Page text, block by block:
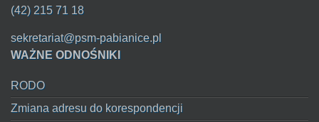
(42) 215 71 18
sekretariat@psm-pabianice.pl
WAŻNE ODNOŚNIKI
RODO
Zmiana adresu do korespondencji